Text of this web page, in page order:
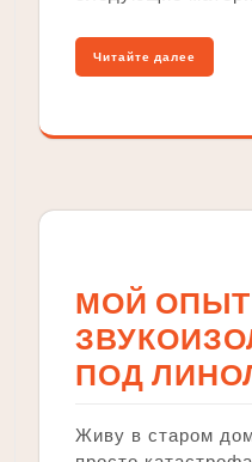
Читайте далее
МОЙ ОПЫТ
ПОД
Живу в старом